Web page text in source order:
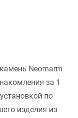
Neomarm
за 1
по
изделия из